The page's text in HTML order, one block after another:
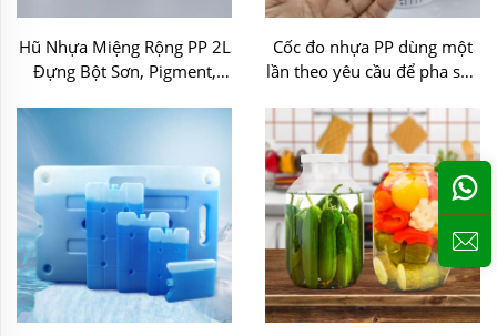
Hũ Nhựa Miệng Rộng PP 2L
Đựng Bột Sơn, Pigment,
Cốc đo nhựa PP dùng một
lần theo yêu cầu để pha sơn